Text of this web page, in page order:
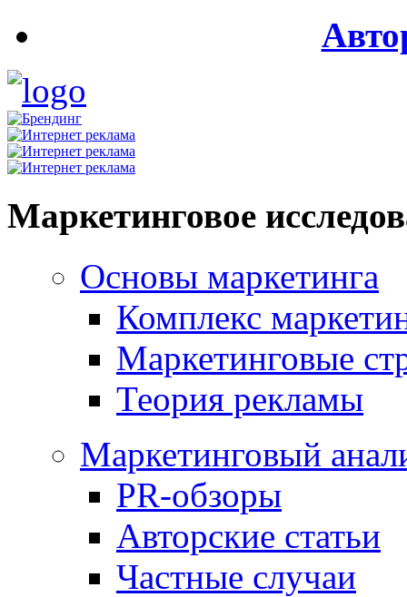
Маркетинговое
Основы маркетинга
Комплекс
Маркетинговые
Теория рекламы
Маркетинговый
PR-обзоры
Авторские статьи
Частные случаи